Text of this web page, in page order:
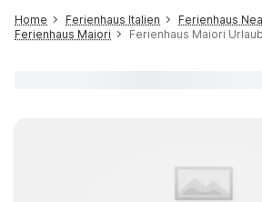
Home Ferienhaus Italien
Ferienhaus
Ferienhaus Maiori
Ferienhaus Maiori